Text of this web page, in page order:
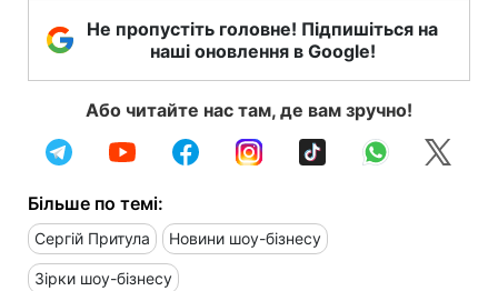
Не пропустіть головне! Підпишіться на
наші оновлення в Google!
Або читайте нас там, де вам зручно!
Більше по темі:
Сергій Притула Новини шоу-бізнесу
Зірки шоу-бізнесу